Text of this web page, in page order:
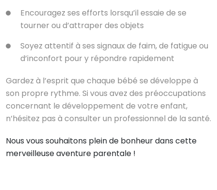
Encouragez ses efforts lorsqu’il essaie de se
tourner ou d’attraper des objets
Soyez attentif à ses signaux de faim, de fatigue ou
d’inconfort pour y répondre rapidement
Gardez à l’esprit que chaque bébé se développe à
son propre rythme. Si vous avez des préoccupations
concernant le développement de votre enfant,
n’hésitez pas à consulter un professionnel de la santé.
Nous vous souhaitons plein de bonheur dans cette
merveilleuse aventure parentale !